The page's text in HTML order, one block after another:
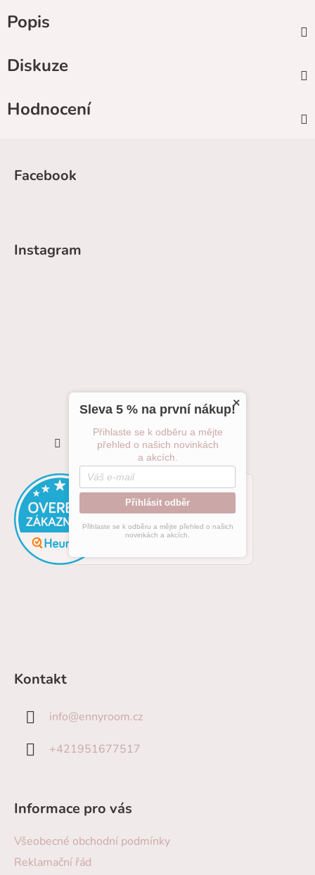
Popis
Diskuze
Hodnocení
Facebook
Instagram
Sledovat na Instagramu
Kontakt
info@ennyroom.cz
+421951677517
Informace pro vás
Všeobecné obchodní podmínky
Reklamační řád
×
Sleva 5 % na první nákup!
Přihlaste se k odběru a mějte
přehled o našich novinkách
a akcích.
Přihlásit odběr
Přihlaste se k odběru a mějte přehled o našich
novinkách a akcích.